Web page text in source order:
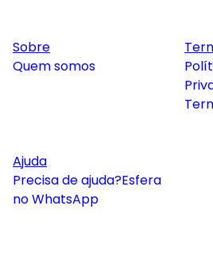
Sobre
Quem somos
Ajuda
Precisa de ajuda?Esfera
no WhatsApp